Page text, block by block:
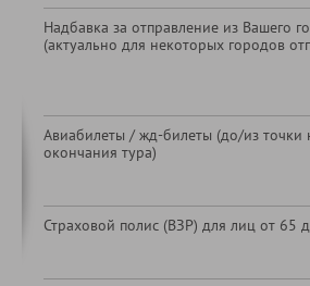
Надбавка за отправление из Вашего
(актуально для некоторых городов
Авиабилеты / жд-билеты (до/из точки
окончания тура)
Страховой полис (ВЗР) для лиц от 65